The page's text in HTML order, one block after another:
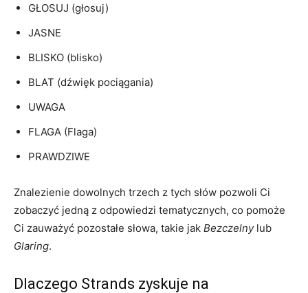
GŁOSUJ (głosuj)
JASNE
BLISKO (blisko)
BLAT (dźwięk pociągania)
UWAGA
FLAGA (Flaga)
PRAWDZIWE
Znalezienie dowolnych trzech z tych słów pozwoli Ci
zobaczyć jedną z odpowiedzi tematycznych, co pomoże
Ci zauważyć pozostałe słowa, takie jak Bezczelnylub
Glaring.
Dlaczego Strands zyskuje na